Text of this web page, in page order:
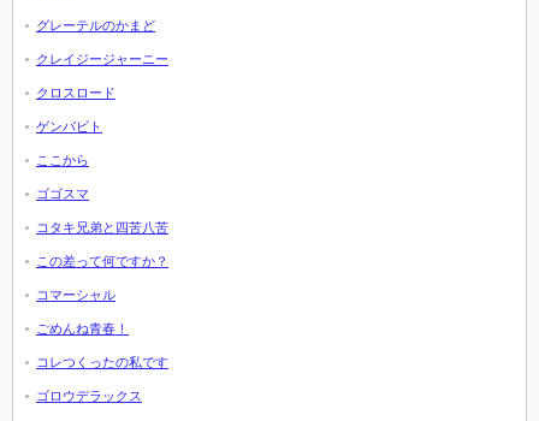
グレーテルのかまど
クレイジージャーニー
クロスロード
ゲンバビト
ここから
ゴゴスマ
コタキ兄弟と四苦八苦
この差って何ですか？
コマーシャル
ごめんね青春！
コレつくったの私です
ゴロウデラックス